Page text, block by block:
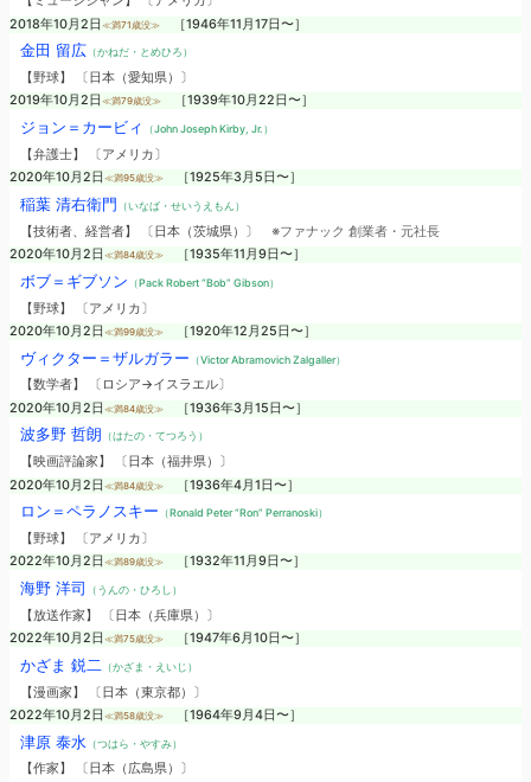
2018年10月2日 ≪満71歳没≫ ［1946年11月17日〜］
金田 留広 （かねだ・とめひろ）
【野球】 〔日本（愛知県）〕
2019年10月2日 ≪満79歳没≫ ［1939年10月22日〜］
ジョン＝カービィ （John Joseph Kirby, Jr.）
【弁護士】 〔アメリカ〕
2020年10月2日 ≪満95歳没≫ ［1925年3月5日〜］
稲葉 清右衛門 （いなば・せいうえもん）
【技術者、経営者】 〔日本（茨城県）〕 ※ファナック 創業者・元社長
2020年10月2日 ≪満84歳没≫ ［1935年11月9日〜］
ボブ＝ギブソン （Pack Robert “Bob” Gibson）
【野球】 〔アメリカ〕
2020年10月2日 ≪満99歳没≫ ［1920年12月25日〜］
ヴィクター＝ザルガラー （Victor Abramovich Zalgaller）
【数学者】 〔ロシア→イスラエル〕
2020年10月2日 ≪満84歳没≫ ［1936年3月15日〜］
波多野 哲朗 （はたの・てつろう）
【映画評論家】 〔日本（福井県）〕
2020年10月2日 ≪満84歳没≫ ［1936年4月1日〜］
ロン＝ペラノスキー （Ronald Peter “Ron” Perranoski）
【野球】 〔アメリカ〕
2022年10月2日 ≪満89歳没≫ ［1932年11月9日〜］
海野 洋司 （うんの・ひろし）
【放送作家】 〔日本（兵庫県）〕
2022年10月2日 ≪満75歳没≫ ［1947年6月10日〜］
かざま 鋭二 （かざま・えいじ）
【漫画家】 〔日本（東京都）〕
2022年10月2日 ≪満58歳没≫ ［1964年9月4日〜］
津原 泰水 （つはら・やすみ）
【作家】 〔日本（広島県）〕